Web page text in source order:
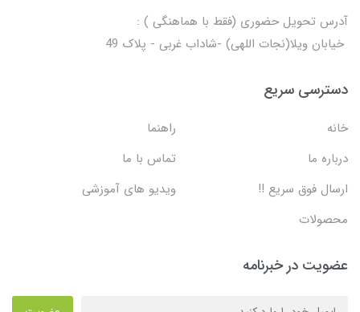
آدرس تحویل حضوری (فقط با هماهنگی ) :
خیابان ویلا(نجات اللهی) -شاداب غربی - پلاک 49
دسترسی سریع
خانه
راهنما
درباره ما
تماس با ما
ارسال فوق سریع !!
ویدیو های آموزشی
محصولات
عضویت در خبرنامه